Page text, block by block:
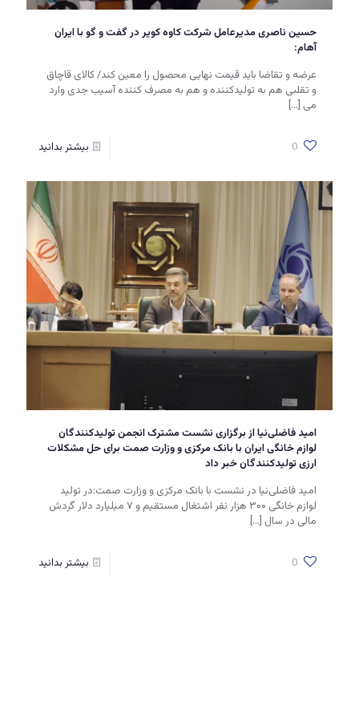
حسین ناصری مدیرعامل شرکت کاوه کویر در گفت و گو با ایران
آهام:
عرضه و تقاضا باید قیمت نهایی محصول را معین کند/ کالای قاچاق
و تقلبی هم به تولیدکننده و هم به مصرف کننده آسیب جدی وارد
می […]
0 بیشتر بدانید
امید فاضلی‌نیا از برگزاری نشست مشترک انجمن تولیدکنندگان
لوازم خانگی ایران با بانک مرکزی و وزارت صمت برای حل مشکلات
ارزی تولیدکنندگان خبر داد
امید فاضلی‌نیا در نشست با بانک مرکزی و وزارت صمت:در تولید
لوازم خانگی ۳۰۰ هزار نفر اشتغال مستقیم و ۷ میلیارد دلار گردش
مالی در سال […]
0 بیشتر بدانید